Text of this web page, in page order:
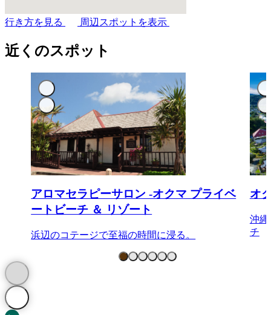
行き方を見る 周辺スポットを表示
近くのスポット
アロマセラピーサロン -オクマ プライベ
ートビーチ ＆ リゾート
浜辺のコテージで至福の時間に浸る。
オ
沖
チ